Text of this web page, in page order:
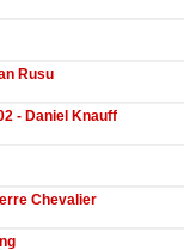
Rusu
- Daniel Knauff
Chevalier